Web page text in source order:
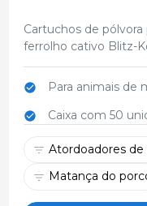
Cartuchos de
ferrolho cativo Blitz-
Para animais de
Caixa com 50
Atordoadores de
Matança do